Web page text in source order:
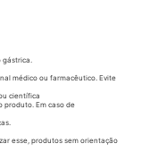
médico ou farmacêutico. Evite
científica
produto. Em caso de
esse, produtos sem orientação